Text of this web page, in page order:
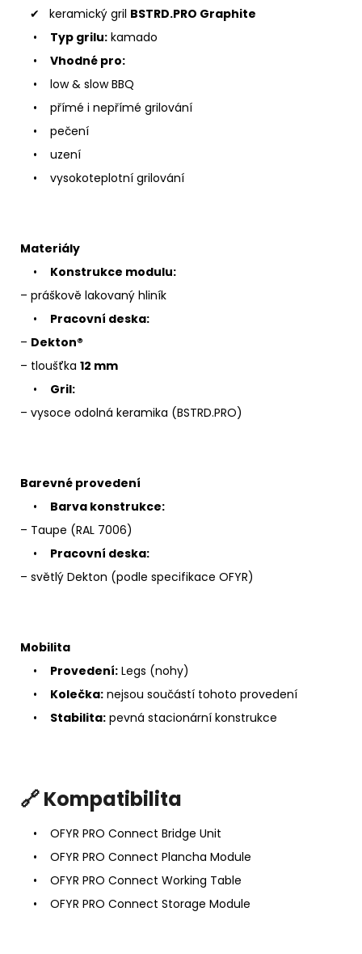
✔ keramický gril BSTRD.PRO Graphite
• Typ grilu: kamado
• Vhodné pro:
• low & slow BBQ
• přímé i nepřímé grilování
• pečení
• uzení
• vysokoteplotní grilování
Materiály
• Konstrukce modulu:
– práškově lakovaný hliník
• Pracovní deska:
– Dekton®
– tloušťka 12 mm
• Gril:
– vysoce odolná keramika (BSTRD.PRO)
Barevné provedení
• Barva konstrukce:
– Taupe (RAL 7006)
• Pracovní deska:
– světlý Dekton (podle specifikace OFYR)
Mobilita
• Provedení: Legs (nohy)
• Kolečka: nejsou součástí tohoto provedení
• Stabilita: pevná stacionární konstrukce
🔗 Kompatibilita
• OFYR PRO Connect Bridge Unit
• OFYR PRO Connect Plancha Module
• OFYR PRO Connect Working Table
• OFYR PRO Connect Storage Module